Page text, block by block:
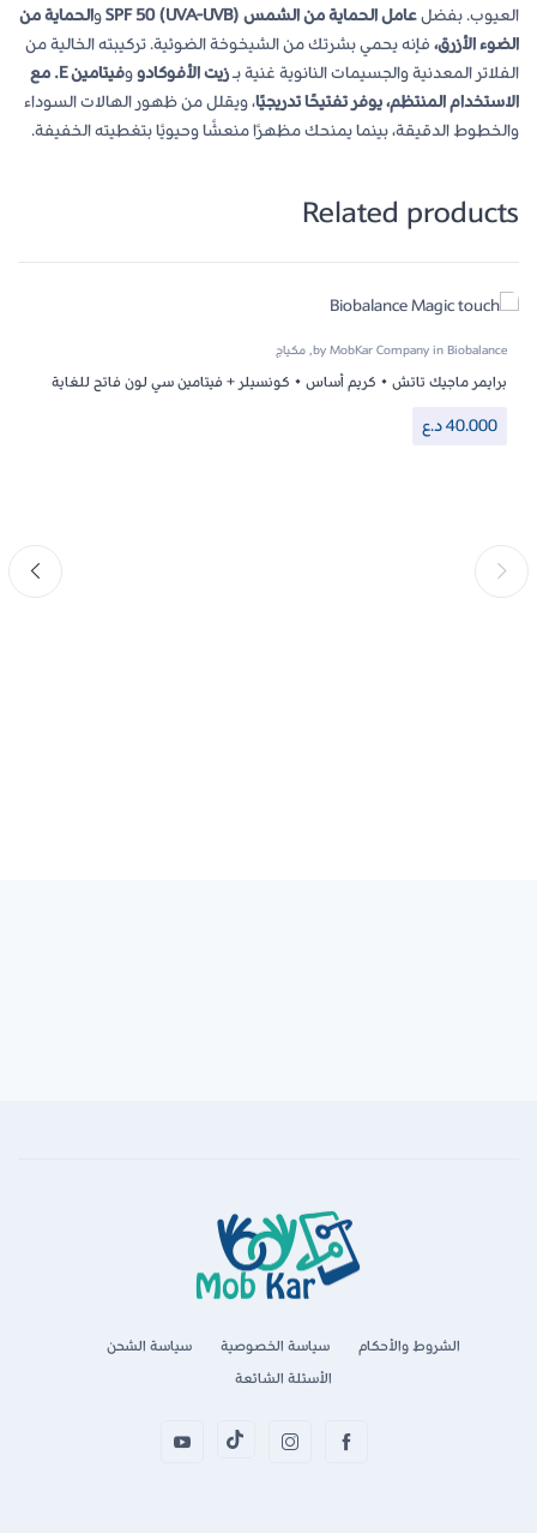
العيوب. بفضلعامل الحماية من الشمس SPF 50 (UVA-UVB) والحماية من
الضوء الأزرق،فإنه يحمي بشرتك من الشيخوخة الضوئية. تركيبته الخالية من
الفلاتر المعدنية والجسيمات النانويةغنية بـزيت الأفوكادوو
فيتامين E. مع
الاستخدام المنتظم، يوفرتفتيحًا تدريجيًا، ويقلل من ظهور الهالات السوداء
والخطوط الدقيقة، بينما يمنحك مظهرًا منعشًا وحيويًا بتغطيته الخفيفة.
Related products
byMobKar CompanyinBiobalance
,مكياج
برايمر ماجيك تاتش • كريم أساس • كونسيلر + فيتامين سي لون فاتح للغاية
40.000د.ع
الشروط والأحكام سياسة الخصوصية
سياسة الشحن
الأسئلة الشائعة